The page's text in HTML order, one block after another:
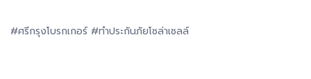
#ศรีกรุงโบรกเกอร์ #ทำประกันภัยโซล่าเซลล์